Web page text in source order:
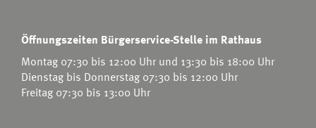
Öffnungszeiten Bürgerservice-Stelle im Rathaus
Montag 07:30 bis 12:00 Uhr und 13:30 bis 18:00 Uhr
Dienstag bis Donnerstag 07:30 bis 12:00 Uhr
Freitag 07:30 bis 13:00 Uhr